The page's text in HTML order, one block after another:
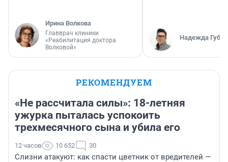
Ирина Волкова
Главврач клиники
«Реабилитация доктора
Волковой»
Надежда
РЕКОМЕНДУЕМ
«Не рассчитала силы»: 18-летняя
ужурка пыталась успокоить
трехмесячного сына и убила его
12 часов 10 652 30
Слизни атакуют: как спасти цветник от вредителей —